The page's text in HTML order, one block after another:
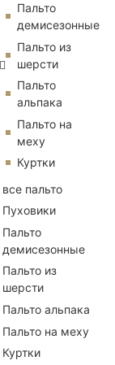
Пальто
демисезонные
Пальто из
шерсти
Пальто
альпака
Пальто на
меху
Куртки
все пальто
Пуховики
Пальто
демисезонные
Пальто из
шерсти
Пальто альпака
Пальто на меху
Куртки